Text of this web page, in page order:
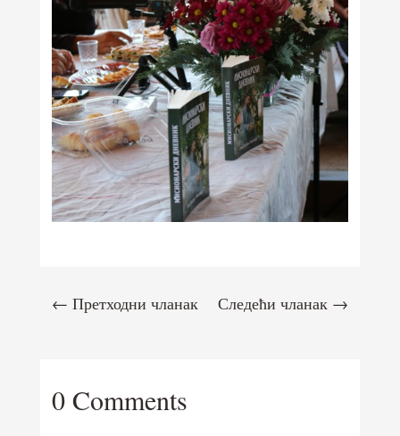
←Претходни чланак Следећи чланак→
0 Comments